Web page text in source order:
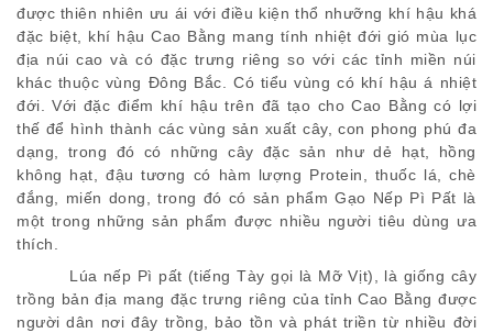
được thiên nhiên ưu ái với điều kiện thổ nhưỡng khí hậu khá
đặc biệt, khí hậu Cao Bằng mang tính nhiệt đới gió mùa lục
địa núi cao và có đặc trưng riêng so với các tỉnh miền núi
khác thuộc vùng Đông Bắc. Có tiểu vùng có khí hậu á nhiệt
đới. Với đặc điểm khí hậu trên đã tạo cho Cao Bằng có lợi
thế để hình thành các vùng sản xuất cây, con phong phú đa
dạng, trong đó có những cây đặc sản như dẻ hạt, hồng
không hạt, đậu tương có hàm lượng Protein, thuốc lá, chè
đắng, miến dong, trong đó có sản phẩm Gạo Nếp Pì Pất là
một trong những sản phẩm được nhiều người tiêu dùng ưa
thích.
Lúa nếp Pì pất (tiếng Tày gọi là Mỡ Vịt), là giống cây
trồng bản địa mang đặc trưng riêng của tỉnh Cao Bằng được
người dân nơi đây trồng, bảo tồn và phát triền từ nhiều đời